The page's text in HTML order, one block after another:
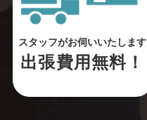
スタッフがお伺いいたします
出張費用無料！